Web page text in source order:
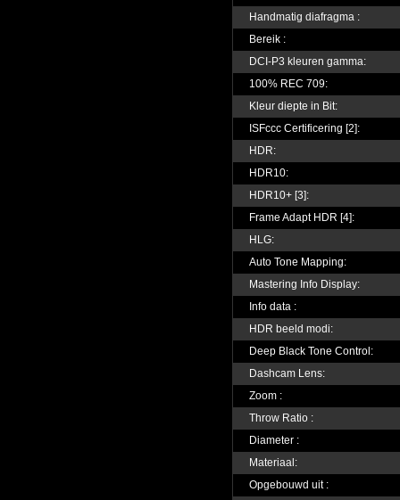
Handmatig diafragma :
Bereik :
DCI-P3 kleuren gamma:
100% REC 709:
Kleur diepte in Bit:
ISFccc Certificering [2]:
HDR:
HDR10:
HDR10+ [3]:
Frame Adapt HDR [4]:
HLG:
Auto Tone Mapping:
Mastering Info Display:
Info data :
HDR beeld modi:
Deep Black Tone Control:
Dashcam Lens:
Zoom :
Throw Ratio :
Diameter :
Materiaal:
Opgebouwd uit :